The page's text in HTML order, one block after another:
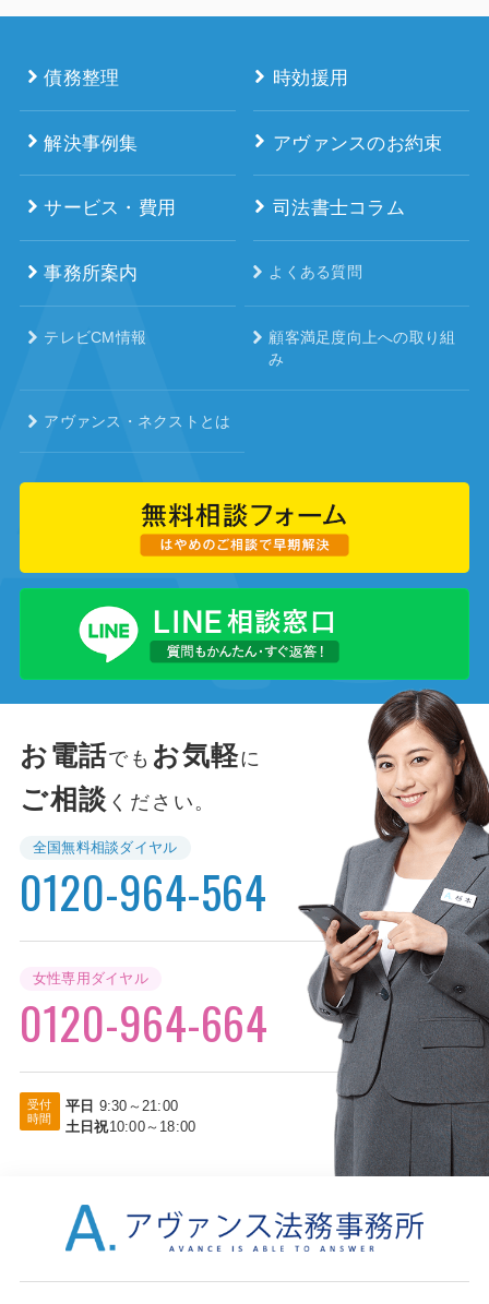
債務整理 時効援用
解決事例集 アヴァンスのお約束
サービス・費用 司法書士コラム
事務所案内 よくある質問
テレビCM情報
顧客満足度向上への取り組
み
アヴァンス・ネクストとは
お電話でも お気軽に
ご相談 ください。
全国無料相談ダイヤル
0120-964-564
女性専用ダイヤル
0120-964-664
受付
時間
平日 9:30～21:00
土日祝10:00～18:00